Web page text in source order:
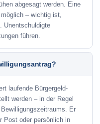
abgesagt werden. Eine
– wichtig ist,
Unentschuldigte
führen.
laufende Bürgergeld-
werden – in der Regel
Er
Post oder persönlich in